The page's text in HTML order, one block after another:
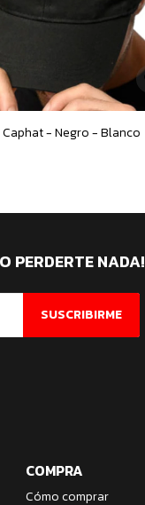
- Negro - Blanco
COMPRA
Cómo comprar
PERDERTE NADA!
SUSCRIBIRME